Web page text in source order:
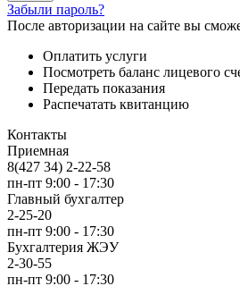
Забыли пароль?
После авторизации на сайте вы
Оплатить услуги
Посмотреть баланс лицевого
Передать показания
Распечатать квитанцию
Контакты
Приемная
8(427 34) 2-22-58
пн-пт 9:00 - 17:30
Главный бухгалтер
2-25-20
пн-пт 9:00 - 17:30
Бухгалтерия ЖЭУ
2-30-55
пн-пт 9:00 - 17:30